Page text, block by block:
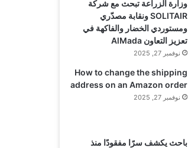
وزارة الزراعة تبحث مع شركة
SOLITAIR ونقابة مصدّري
ومستوردي الخضار والفاكهة في
تعزيز التعاون AlMada
نوفمبر 27, 2025
How to change the shipping
address on an Amazon order
نوفمبر 27, 2025
باحث يكشف سرًا مفقودًا منذ